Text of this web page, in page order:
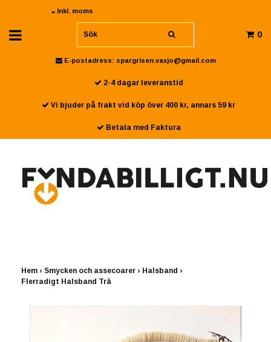
Inkl. moms
0
E-postadress: spargrisen.vaxjo@gmail.com
2-4 dagar leveranstid
Vi bjuder på frakt vid köp över 400 kr, annars 59 kr
Betala med Faktura
Hem › Smycken och assecoarer › Halsband ›
Flerradigt Halsband Trä